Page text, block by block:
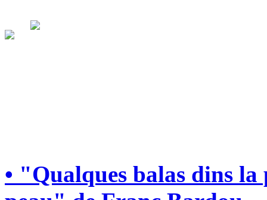
• "Qualques balas dins